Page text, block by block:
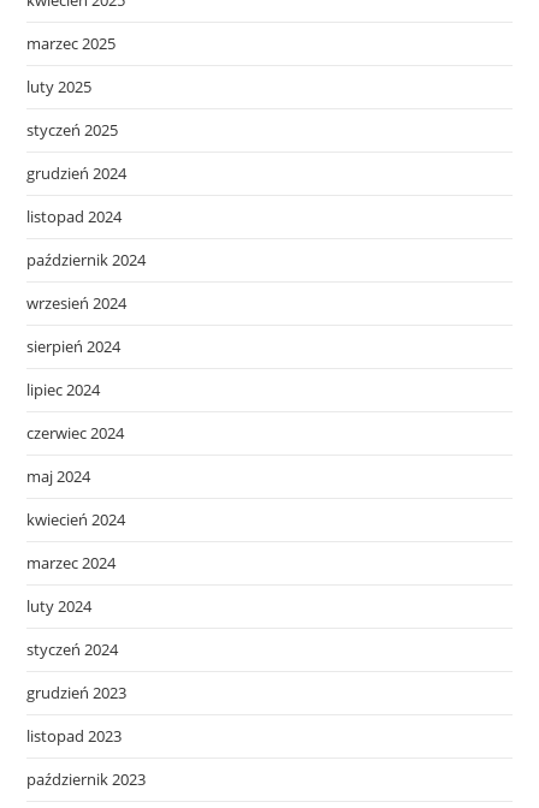
marzec 2025
luty 2025
styczeń 2025
grudzień 2024
listopad 2024
październik 2024
wrzesień 2024
sierpień 2024
lipiec 2024
czerwiec 2024
maj 2024
kwiecień 2024
marzec 2024
luty 2024
styczeń 2024
grudzień 2023
listopad 2023
październik 2023